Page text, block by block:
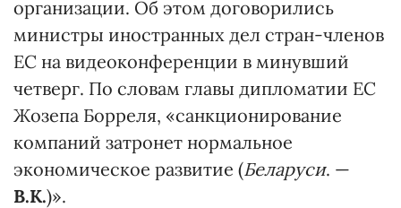
организации. Об этом договорились
министры иностранных дел стран-членов
ЕС на видеоконференции в минувший
четверг. По словам главы дипломатии ЕС
Жозепа Борреля, «санкционирование
компаний затронет нормальное
экономическое развитие (Беларуси. —
В.К.)».